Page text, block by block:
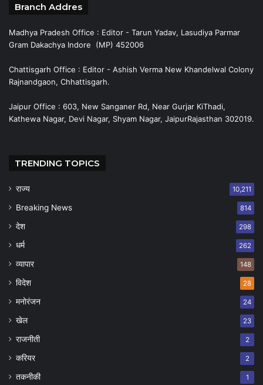
Branch Addres
Madhya Pradesh Office : Editor - Tarun Yadav, Lasudiya Parmar
Gram Dakachya Indore (MP) 452006
Chattisgarh Office : Editor - Ashish Verma New Khandelwal Colony
Rajnandgaon, Chhattisgarh.
Jaipur Office : 603, New Sanganer Rd, Near Gurjar KiThadi,
Kathewa Nagar, Devi Nagar, Shyam Nagar, JaipurRajasthan 302019.
TRENDING TOPICS
राज्य 10,211
Breaking News 814
देश 298
धर्म 262
व्यापार 148
विदेश 28
मनोरंजन 24
खेल 23
राजनीती 2
करियर 2
तकनीकी 1